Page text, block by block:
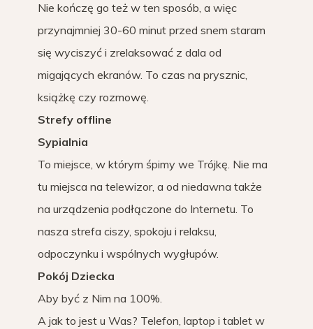
Nie kończę go też w ten sposób, a więc
przynajmniej 30-60 minut przed snem staram
się wyciszyć i zrelaksować z dala od
migających ekranów. To czas na prysznic,
książkę czy rozmowę.
Strefy offline
Sypialnia
To miejsce, w którym śpimy we Trójkę. Nie ma
tu miejsca na telewizor, a od niedawna także
na urządzenia podłączone do Internetu. To
nasza strefa ciszy, spokoju i relaksu,
odpoczynku i wspólnych wygłupów.
Pokój Dziecka
Aby być z Nim na 100%.
A jak to jest u Was? Telefon, laptop i tablet w